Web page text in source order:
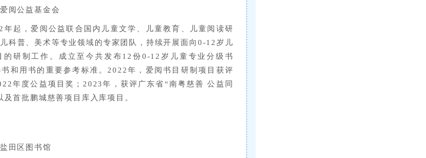
阅公益基金会
年起，爱阅公益联合国内儿童文学、儿童教育、儿童阅读研
科普、美术等专业领域的专家团队，持续开展面向0-12岁儿
的研制工作。成立至今共发布12份0-12岁儿童专业分级书
和用书的重要参考标准。2022年，爱阅书目研制项目获评
年度公益项目奖；2023年，获评广东省“南粤慈善 公益同
及首批鹏城慈善项目库入库项目。
田区图书馆